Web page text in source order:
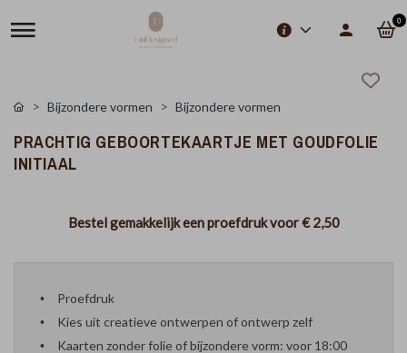
0
Bijzondere vormen Bijzondere vormen
PRACHTIG GEBOORTEKAARTJE MET GOUDFOLIE
INITIAAL
Bestel gemakkelijk een proefdruk voor€ 2,50
Proefdruk
Kies uit creatieve ontwerpen of ontwerp zelf
Kaarten zonder folie of bijzondere vorm: voor 18:00